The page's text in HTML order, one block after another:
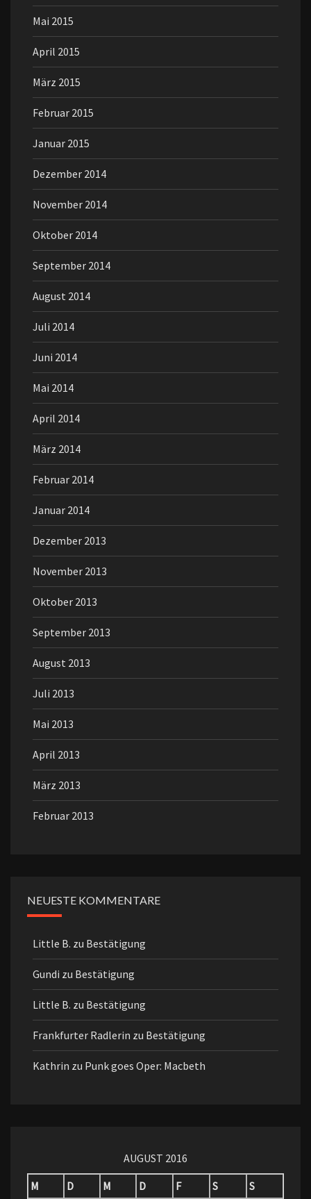
Mai 2015
April 2015
März 2015
Februar 2015
Januar 2015
Dezember 2014
November 2014
Oktober 2014
September 2014
August 2014
Juli 2014
Juni 2014
Mai 2014
April 2014
März 2014
Februar 2014
Januar 2014
Dezember 2013
November 2013
Oktober 2013
September 2013
August 2013
Juli 2013
Mai 2013
April 2013
März 2013
Februar 2013
NEUESTE KOMMENTARE
Little B. zu Bestätigung
Gundi zu Bestätigung
Little B. zu Bestätigung
Frankfurter Radlerin zu Bestätigung
Kathrin zu Punk goes Oper: Macbeth
AUGUST 2016
M
D M D F S
S